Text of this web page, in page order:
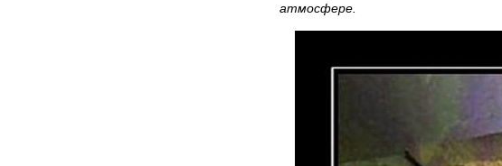
атмосфере.